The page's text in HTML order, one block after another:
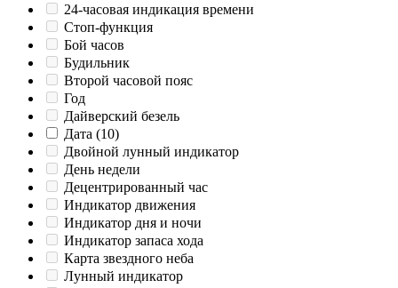
24-часовая индикация времени
Cтоп-функция
Бой часов
Будильник
Второй часовой пояс
Год
Дайверский безель
Дата (10)
Двойной лунный индикатор
День недели
Децентрированный час
Индикатор движения
Индикатор дня и ночи
Индикатор запаса хода
Карта звездного неба
Лунный индикатор